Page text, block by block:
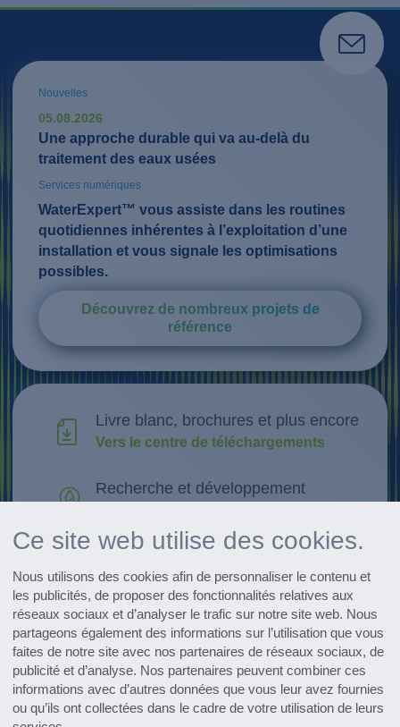
Ce site web utilise des cookies.
Nous utilisons des cookies afin de personnaliser le contenu et
les publicités, de proposer des fonctionnalités relatives aux
réseaux sociaux et d’analyser le trafic sur notre site web. Nous
partageons également des informations sur l’utilisation que vous
faites de notre site avec nos partenaires de réseaux sociaux, de
publicité et d’analyse. Nos partenaires peuvent combiner ces
informations avec d’autres données que vous leur avez fournies
ou qu’ils ont collectées dans le cadre de votre utilisation de leurs
Nouvelles
05.08.2026
Une approche durable qui va au-delà du
traitement des eaux usées
Services numériques
WaterExpert™ vous assiste dans les routines
quotidiennes inhérentes à l’exploitation d’une
installation et vous signale les optimisations
possibles.
Découvrez de nombreux projets de
référence
Livre blanc, brochures et plus encore
Vers le centre de téléchargements
Recherche et développement
Afficher le calendrier
Subscribe to the pharmaceutical
newsletter